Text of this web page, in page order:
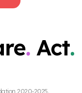
2020-2025.